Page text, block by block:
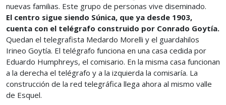
nuevas familias. Este grupo de personas vive diseminado.
El centro sigue siendo Súnica, que ya desde 1903,
cuenta con el telégrafo construido por Conrado Goytía.
Quedan el telegrafista Medardo Morelli y el guardahilos
Irineo Goytía. El telégrafo funciona en una casa cedida por
Eduardo Humphreys, el comisario. En la misma casa funcionan
a la derecha el telégrafo y a la izquierda la comisaría. La
construcción de la red telegráfica llega ahora al mismo valle
de Esquel.